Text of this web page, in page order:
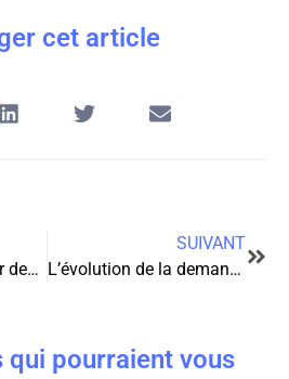
cet article
Les clés pour rédiger des CGV irréprochables en tant qu’auto-entrepreneur
SUIVANT
L’évolution de la demande pour les crédits sans justificatif : un phénomène en pleine croissance
qui pourraient vous